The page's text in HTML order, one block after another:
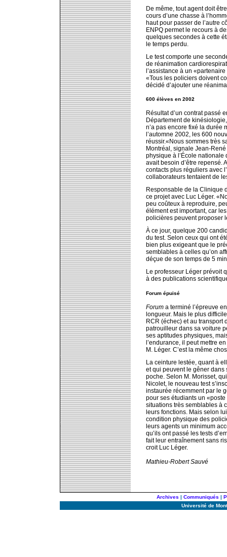
De même, tout agent doit
cours d’une chasse à
haut pour passer de l’autre
ENPQ permet le recours à
quelques secondes à cette
le temps perdu.
Le test comporte une
de réanimation
l’assistance à un
«Tous les policiers doivent
décidé d’ajouter une
600 élèves en 2002
Résultat d’un contrat passé
Département de
n’a pas encore fixé la durée
l’automne 2002, les 600
réussir.«Nous sommes très
Montréal, signale Jean-
physique à l’École nationale
avait besoin d’être repensé.
contacts plus réguliers avec
collaborateurs tentaient de
Responsable de la Clinique
ce projet avec Luc Léger.
peu coûteux à reproduire,
élément est important, car
policières peuvent proposer
À ce jour, quelque 200
du test. Selon ceux qui ont
bien plus exigeant que le
semblables à celles qu’on
déçue de son temps de 5
Le professeur Léger prévoit
à des publications
Forum épuisé
Foruma terminé l’épreuve
longueur. Mais le plus
RCR (échec) et au transport
patrouilleur dans sa voiture
ses aptitudes physiques,
l’endurance, il peut mettre
M. Léger. C’est la même
La ceinture lestée, quant à
et qui peuvent le gêner dans
poche. Selon M. Morisset,
Nicolet, le nouveau test
instaurée récemment par le
pour ses étudiants un
situations très semblables à
leurs fonctions. Mais selon
condition physique des
leurs agents un minimum
qu’ils ont passé les tests
fait leur entraînement sans
croit Luc Léger.
Mathieu-Robert Sauvé
Archives | Communiqués |
Université de